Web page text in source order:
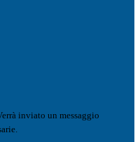
inviato un messaggio